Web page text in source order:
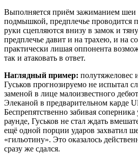
Выполняется приём зажиманием шеи
подмышкой, предплечье проводится
руки сцепляются внизу в замок и
предплечье давит и на трахею, и на
практически лишая оппонента
так и атаковать в ответ.
Наглядный пример: полутяжеловес
Гуськов прогнозируемо не испытал
заменой в лице малоизвестного
Элеканой в предварительном карде
Беспрепятственно забивая
раунде, Гуськов не стал ждать
ещё одной порции ударов захватил
«гильотину». Это оказалось
сразу же сдался.